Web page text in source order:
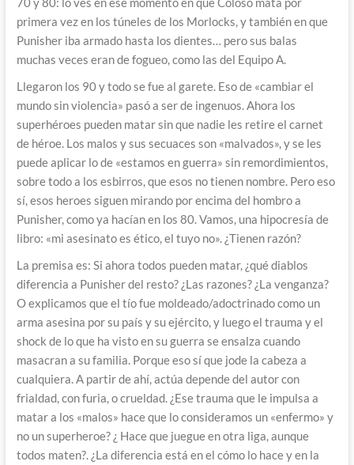
primera vez en los túneles de los Morlocks, y también en que
Punisher iba armado hasta los dientes… pero sus balas
muchas veces eran de fogueo, como las del Equipo A.
Llegaron los 90 y todo se fue al garete. Eso de «cambiar el
mundo sin violencia» pasó a ser de ingenuos. Ahora los
superhéroes pueden matar sin que nadie les retire el carnet
de héroe. Los malos y sus secuaces son «malvados», y se les
puede aplicar lo de «estamos en guerra» sin remordimientos,
sobre todo a los esbirros, que esos no tienen nombre. Pero eso
sí, esos heroes siguen mirando por encima del hombro a
Punisher, como ya hacían en los 80. Vamos, una hipocresía de
libro: «mi asesinato es ético, el tuyo no». ¿Tienen razón?
La premisa es: Si ahora todos pueden matar, ¿qué diablos
diferencia a Punisher del resto? ¿Las razones? ¿La venganza?
O explicamos que el tío fue moldeado/adoctrinado como un
arma asesina por su país y su ejército, y luego el trauma y el
shock de lo que ha visto en su guerra se ensalza cuando
masacran a su familia. Porque eso sí que jode la cabeza a
cualquiera. A partir de ahí, actúa depende del autor con
frialdad, con furia, o crueldad. ¿Ese trauma que le impulsa a
matar a los «malos» hace que lo consideramos un «enfermo» y
no un superheroe? ¿ Hace que juegue en otra liga, aunque
todos maten?. ¿La diferencia está en el cómo lo hace y en la